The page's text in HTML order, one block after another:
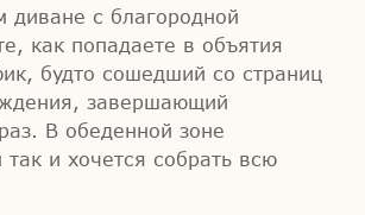
диване с благородной
как попадаете в объятия
будто сошедший со страниц
завершающий
В обеденной зоне
и хочется собрать всю